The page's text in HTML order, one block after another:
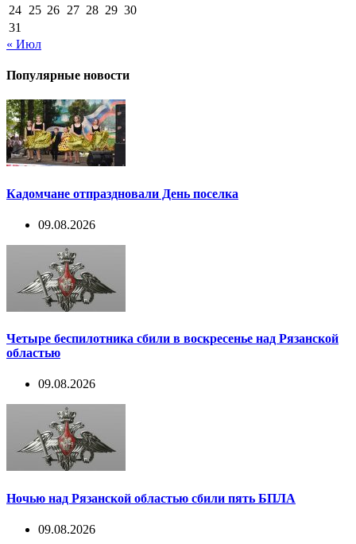
24 25 26 27 28 29 30
31
« Июл
Популярные новости
Кадомчане отпраздновали День поселка
09.08.2026
Четыре беспилотника сбили в воскресенье над Рязанской
областью
09.08.2026
Ночью над Рязанской областью сбили пять БПЛА
09.08.2026